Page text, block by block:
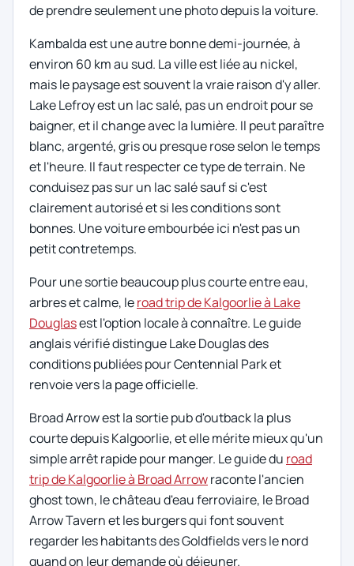
de prendre seulement une photo depuis la voiture.
Kambalda est une autre bonne demi-journée, à
environ 60 km au sud. La ville est liée au nickel,
mais le paysage est souvent la vraie raison d'y aller.
Lake Lefroy est un lac salé, pas un endroit pour se
baigner, et il change avec la lumière. Il peut paraître
blanc, argenté, gris ou presque rose selon le temps
et l'heure. Il faut respecter ce type de terrain. Ne
conduisez pas sur un lac salé sauf si c'est
clairement autorisé et si les conditions sont
bonnes. Une voiture embourbée ici n'est pas un
petit contretemps.
Pour une sortie beaucoup plus courte entre eau,
arbres et calme, leroad trip de Kalgoorlie à Lake
Douglasest l'option locale à connaître. Le guide
anglais vérifié distingue Lake Douglas des
conditions publiées pour Centennial Park et
renvoie vers la page officielle.
Broad Arrow est la sortie pub d'outback la plus
courte depuis Kalgoorlie, et elle mérite mieux qu'un
simple arrêt rapide pour manger. Le guide du road
trip de Kalgoorlie à Broad Arrowraconte l'ancien
ghost town, le château d'eau ferroviaire, le Broad
Arrow Tavern et les burgers qui font souvent
regarder les habitants des Goldfields vers le nord
quand on leur demande où déjeuner.